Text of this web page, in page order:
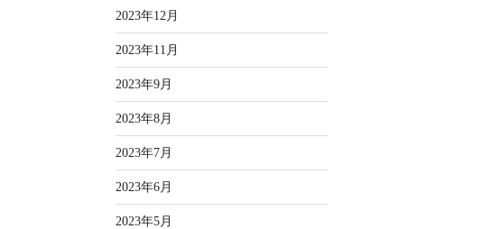
2023年12月
2023年11月
2023年9月
2023年8月
2023年7月
2023年6月
2023年5月